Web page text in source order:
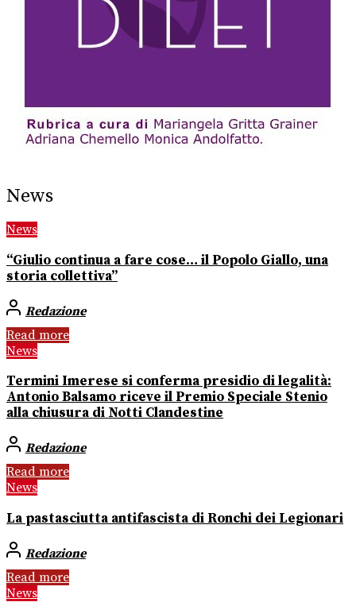
News
News
“Giulio continua a fare cose… il Popolo Giallo, una
storia collettiva”
Redazione
Read more
News
Termini Imerese si conferma presidio di legalità:
Antonio Balsamo riceve il Premio Speciale Stenio
alla chiusura di Notti Clandestine
Redazione
Read more
News
La pastasciutta antifascista di Ronchi dei Legionari
Redazione
Read more
News